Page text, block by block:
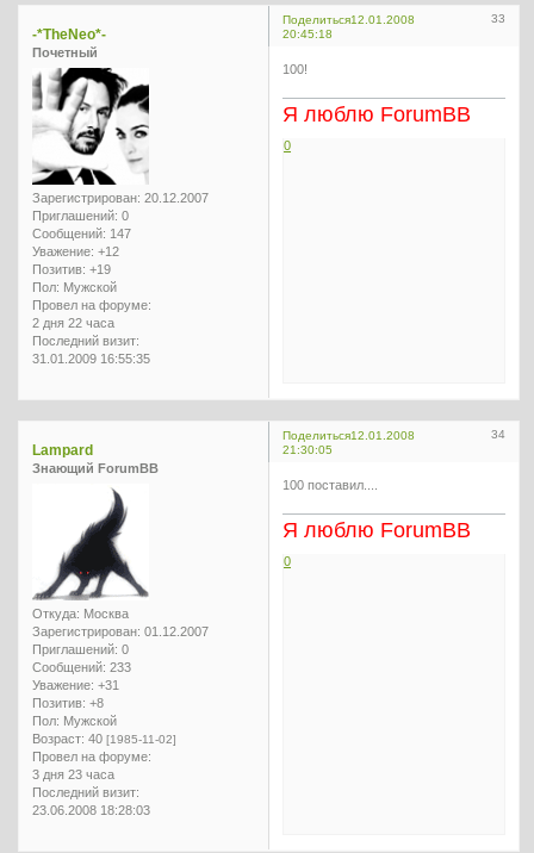
Поделиться 33
12.01.2008
20:45:18
-*TheNeo*-
Почетный
Зарегистрирован: 20.12.2007
Приглашений: 0
Сообщений: 147
Уважение: +12
Позитив: +19
Пол: Мужской
Провел на форуме:
2 дня 22 часа
Последний визит:
31.01.2009 16:55:35
100!
Я люблю ForumBB
0
Поделиться 34
12.01.2008
21:30:05
Lampard
Знающий ForumBB
Откуда: Москва
Зарегистрирован: 01.12.2007
Приглашений: 0
Сообщений: 233
Уважение: +31
Позитив: +8
Пол: Мужской
Возраст: 40 [1985-11-02]
Провел на форуме:
3 дня 23 часа
Последний визит:
23.06.2008 18:28:03
100 поставил....
Я люблю ForumBB
0